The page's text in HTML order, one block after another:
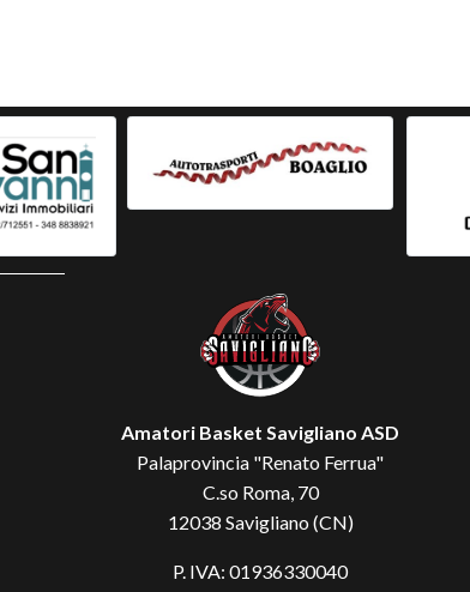
Amatori Basket Savigliano ASD
Palaprovincia "Renato Ferrua"
C.so Roma, 70
12038 Savigliano (CN)
P. IVA: 01936330040